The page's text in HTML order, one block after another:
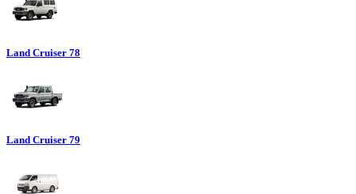
Land Cruiser 78
Land Cruiser 79